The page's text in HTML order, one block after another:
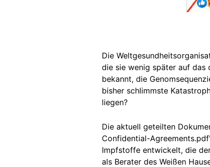
Die
die sie wenig später auf das
bekannt, die
bisher schlimmste
liegen?
Die aktuell geteilten
Confidential-
Impfstoffe entwickelt, die
als Berater des Weißen